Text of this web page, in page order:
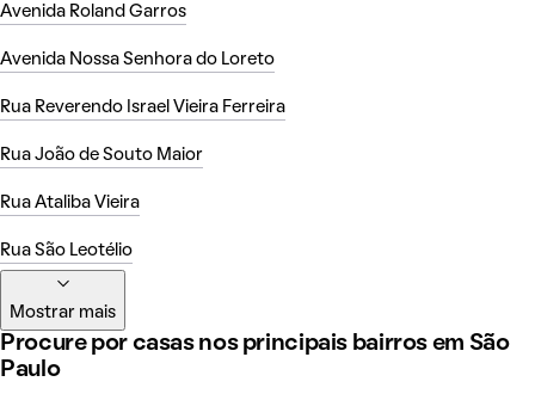
Avenida Roland Garros
Avenida Nossa Senhora do Loreto
Rua Reverendo Israel Vieira Ferreira
Rua João de Souto Maior
Rua Ataliba Vieira
Rua São Leotélio
Mostrar mais
Procure por casas nos principais bairros em São
Paulo